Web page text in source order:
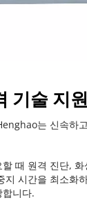
기술 지원
는 신속하
때 원격 진단,
지 시간을 최소화
니다.